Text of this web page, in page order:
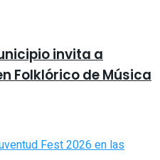
invita a
Folklórico de Música